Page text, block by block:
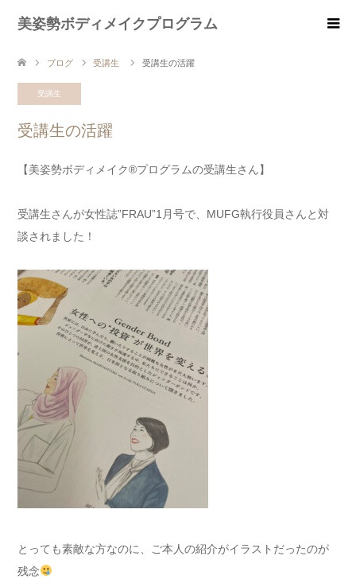
美姿勢ボディメイクプログラム
ブログ 受講生 受講生の活躍
受講生
受講生の活躍
【美姿勢ボディメイク®︎プログラムの受講生さん】
受講生さんが女性誌”FRAU”1月号で、MUFG執行役員さんと対
談されました！
とっても素敵な方なのに、ご本人の紹介がイラストだったのが
残念